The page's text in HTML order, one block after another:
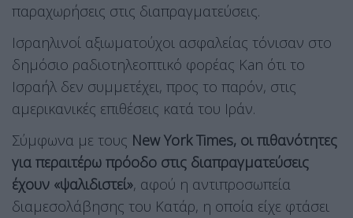
παραχωρήσεις στις διαπραγματεύσεις.
Ισραηλινοί αξιωματούχοι ασφαλείας τόνισαν στο
δημόσιο ραδιοτηλεοπτικό φορέας Kan ότι το
Ισραήλ δεν συμμετέχει, προς το παρόν, στις
αμερικανικές επιθέσεις κατά του Ιράν.
Σύμφωνα με τους New York Times, οι πιθανότητες
για περαιτέρω πρόοδο στις διαπραγματεύσεις
έχουν «ψαλιδιστεί», αφού η αντιπροσωπεία
διαμεσολάβησης του Κατάρ, η οποία είχε φτάσει